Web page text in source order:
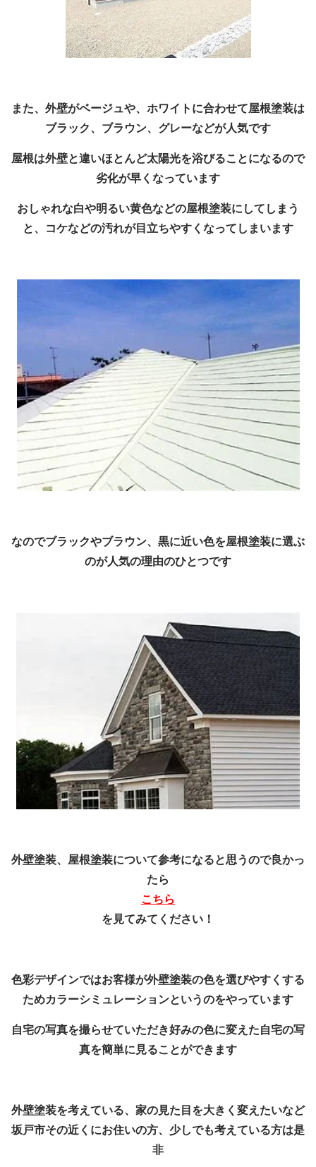
また、外壁がベージュや、ホワイトに合わせて屋根塗装は
ブラック、ブラウン、グレーなどが人気です
屋根は外壁と違いほとんど太陽光を浴びることになるので
劣化が早くなっています
おしゃれな白や明るい黄色などの屋根塗装にしてしまう
と、コケなどの汚れが目立ちやすくなってしまいます
なのでブラックやブラウン、黒に近い色を屋根塗装に選ぶ
のが人気の理由のひとつです
外壁塗装、屋根塗装について参考になると思うので良かっ
たら
こちら
を見てみてください！
色彩デザインではお客様が外壁塗装の色を選びやすくする
ためカラーシミュレーションというのをやっています
自宅の写真を撮らせていただき好みの色に変えた自宅の写
真を簡単に見ることができます
外壁塗装を考えている、家の見た目を大きく変えたいなど
坂戸市その近くにお住いの方、少しでも考えている方は是
非